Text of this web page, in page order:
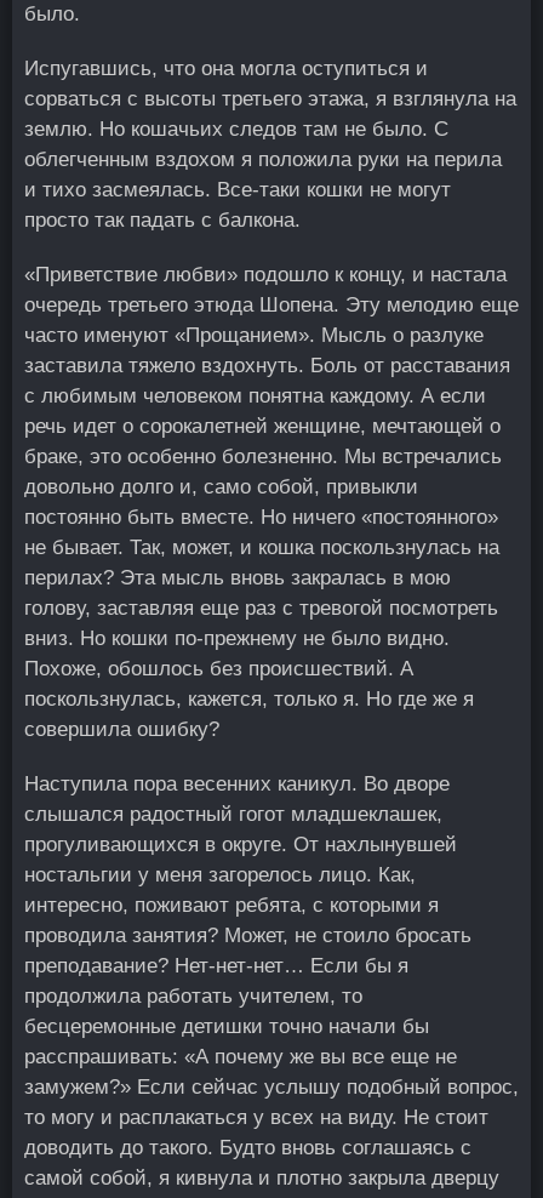
было.
Испугавшись, что она могла оступиться и
сорваться с высоты третьего этажа, я взглянула на
землю. Но кошачьих следов там не было. С
облегченным вздохом я положила руки на перила
и тихо засмеялась. Все-таки кошки не могут
просто так падать с балкона.
«Приветствие любви» подошло к концу, и настала
очередь третьего этюда Шопена. Эту мелодию еще
часто именуют «Прощанием». Мысль о разлуке
заставила тяжело вздохнуть. Боль от расставания
с любимым человеком понятна каждому. А если
речь идет о сорокалетней женщине, мечтающей о
браке, это особенно болезненно. Мы встречались
довольно долго и, само собой, привыкли
постоянно быть вместе. Но ничего «постоянного»
не бывает. Так, может, и кошка поскользнулась на
перилах? Эта мысль вновь закралась в мою
голову, заставляя еще раз с тревогой посмотреть
вниз. Но кошки по-прежнему не было видно.
Похоже, обошлось без происшествий. А
поскользнулась, кажется, только я. Но где же я
совершила ошибку?
Наступила пора весенних каникул. Во дворе
слышался радостный гогот младшеклашек,
прогуливающихся в округе. От нахлынувшей
ностальгии у меня загорелось лицо. Как,
интересно, поживают ребята, с которыми я
проводила занятия? Может, не стоило бросать
преподавание? Нет-нет-нет… Если бы я
продолжила работать учителем, то
бесцеремонные детишки точно начали бы
расспрашивать: «А почему же вы все еще не
замужем?» Если сейчас услышу подобный вопрос,
то могу и расплакаться у всех на виду. Не стоит
доводить до такого. Будто вновь соглашаясь с
самой собой, я кивнула и плотно закрыла дверцу